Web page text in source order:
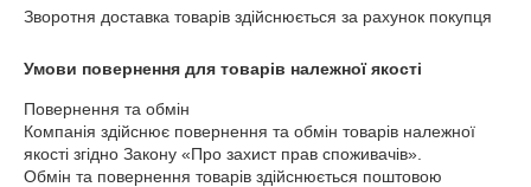
Зворотня доставка товарів здійснюється за рахунок покупця
Умови повернення для товарів належної якості
Повернення та обмін
Компанія здійснює повернення та обмін товарів належної
якості згідно Закону «Про захист прав споживачів».
Обмін та повернення товарів здійснюється поштовою